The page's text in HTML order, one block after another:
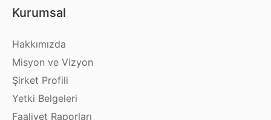
Kurumsal
Hakkımızda
Misyon ve Vizyon
Şirket Profili
Yetki Belgeleri
Faaliyet Raporları